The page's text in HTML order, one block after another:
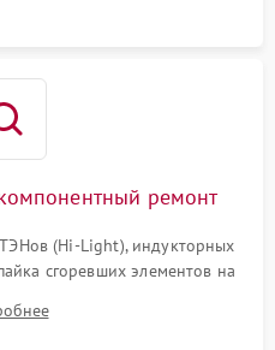
ремонт
(Hi-Light), индукторных
сгоревших элементов на
и замена поврежденной